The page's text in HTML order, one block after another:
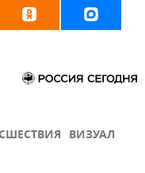
ВИЗУАЛ